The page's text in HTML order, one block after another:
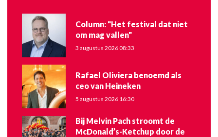
Column: "Het festival dat niet
om mag vallen"
3 augustus 2026 08:33
Rafael Oliviera benoemd als
ceo van Heineken
5 augustus 2026 16:30
Bij Melvin Pach stroomt de
McDonald’s-Ketchup door de